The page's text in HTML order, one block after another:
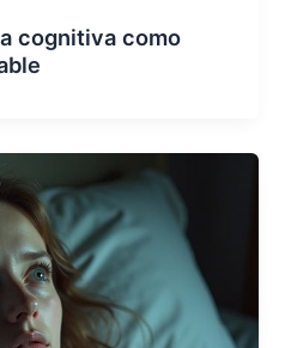
cognitiva como